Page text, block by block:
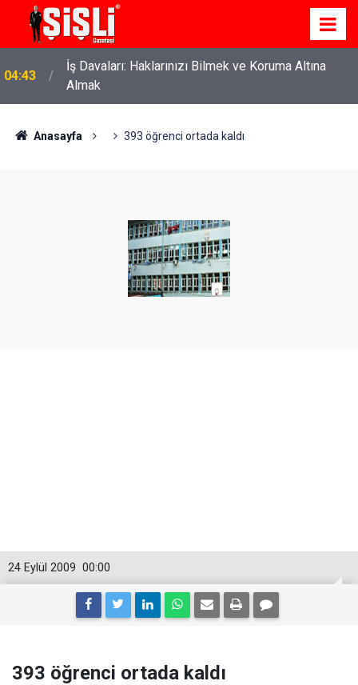
04:43
İş Davaları: Haklarınızı Bilmek ve Koruma Altına
Almak
Anasayfa 393 öğrenci ortada kaldı
00:00
24 Eylül 2009
393 öğrenci ortada kaldı